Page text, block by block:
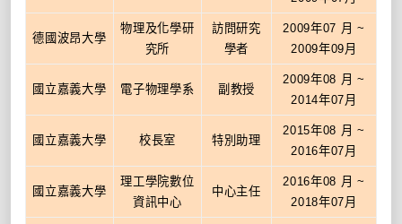
德國波昂大學
物理及化學研
究所
訪問研究
學者
2009年07 月 ~
2009年09月
國立嘉義大學 電子物理學系 副教授
2009年08 月 ~
2014年07月
國立嘉義大學 校長室 特別助理
2015年08 月 ~
2016年07月
國立嘉義大學
理工學院數位
資訊中心
中心主任
2016年08 月 ~
2018年07月